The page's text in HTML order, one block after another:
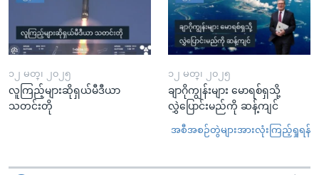
၁၂ မတ္၊ ၂၀၂၅
လူကြည့်များဆိုရှယ်မီဒီယာ
သတင်းတို
၁၂ မတ္၊ ၂၀၂၅
ချာဂိုကျွန်းများ မောရစ်ရှသို့
လွှဲပြောင်းမည်ကို ဆန့်ကျင်
အစီအစဉ်တွဲများအားလုံးကြည့်ရှုရန်